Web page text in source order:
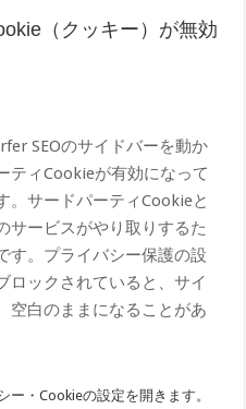
（クッキー）が無効
SEOのサイドバーを動か
ティCookieが有効になって
。サードパーティCookieと
サービスがやり取りするた
す。プライバシー保護の設
ロックされていると、サイ
空白のままになることがあ
・Cookieの設定を開きます。